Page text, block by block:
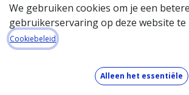
Startpagina
Over de databank
Wat kost de databank?
Hoe werkt de databank?
We gebruiken cookies om je een betere
gebruikerservaring op deze website te
Cookiebeleid
Alleen het essentiële